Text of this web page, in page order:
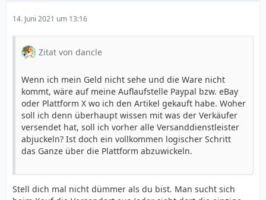
14. Juni 2021 um 13:16
Zitat von dancle
Wenn ich mein Geld nicht sehe und die Ware nicht
kommt, wäre auf meine Auflaufstelle Paypal bzw. eBay
oder Plattform X wo ich den Artikel gekauft habe. Woher
soll ich denn überhaupt wissen mit was der Verkäufer
versendet hat, soll ich vorher alle Versanddienstleister
abjuckeln? Ist doch ein vollkommen logischer Schritt
das Ganze über die Plattform abzuwickeln.
Stell dich mal nicht dümmer als du bist. Man sucht sich